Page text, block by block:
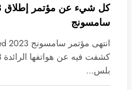
سامسونج
بلس…